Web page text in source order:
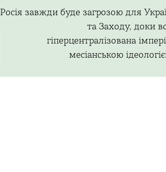
Росія завжди буде загрозою для
та Заходу, доки
гіперцентралізована
месіанською